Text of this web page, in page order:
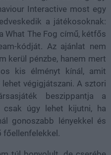
Interactive most egy
a játékosoknak:
What The Fog című, kétfős
kódját. Az ajánlat nem
kerül pénzbe, hanem mert
kis élményt kínál, amit
végigjátszani. A sztori
beszippantja a
úgy lehet kijutni, ha
gonoszabb lényekkel és
főellenfelekkel.